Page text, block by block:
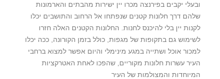
ובעלי יקבים בפירנצה מכרו יין ישירות מהבתים והארמונות
שלהם דרך חלונות קטנים שנפתחו אל הרחוב והתושבים יכלו
לקנות יין בלי להיכנס לחנות. החלונות הקטנים האלה חזרו
לשימוש גם בתקופות של מגפות, כולל בזמן הקורונה, ככה יכלו
למכור אוכל ושתייה במגע מינימלי והיום אפשר למצוא ברחבי
העיר עשרות חלונות מקוריים, שהפכו לאחת האטרקציות
המיוחדות והמצולמות של העיר